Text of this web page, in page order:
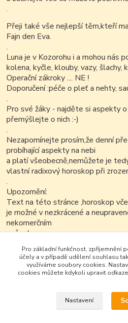
.
Přeji také vše nejlepší těm,kteří
Fajn den Eva.
.
Luna je v Kozorohu i a mohou nás
kolena, kyčle, klouby, vazy, šlachy,
Operační zákroky .... NE !
Doporučení :péče o pleť a nehty,
.
Pro své žáky - najděte si aspekty
přemýšlejte o nich :-)
.
Nezapomínejte prosím,že denní
probíhající aspekty na nebi
a platí všeobecně,nemůžete je
vlastní radixový horoskop při
.
Upozornění:
Text na této stránce ,horoskop
je možné v nezkrácené a
nekomerčním
způsobem..
Pro základní funkčnost, zpříjemnění
účely a v případě udělení souhlasu
využíváme soubory cookies.
cookies můžete kdykoli upravit
Nastavení